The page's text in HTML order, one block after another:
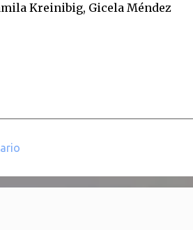
Kreinibig, Gicela Méndez